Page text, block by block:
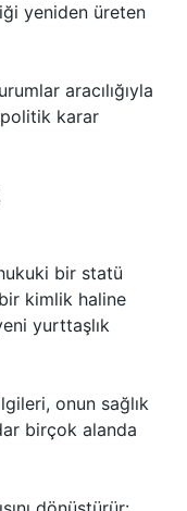
yeniden üreten
aracılığıyla
politik karar
bir statü
kimlik haline
yurttaşlık
onun sağlık
birçok alanda